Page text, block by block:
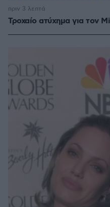
Τροχαίο ατύχημα για τον
πριν 3 λεπτά